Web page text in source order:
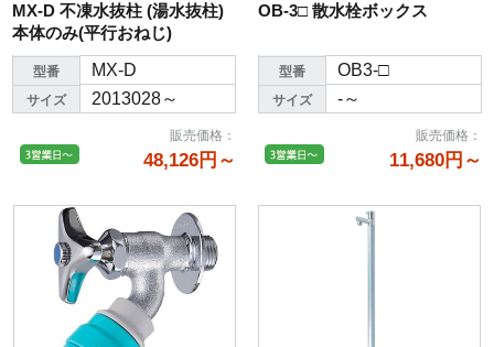
MX-D 不凍水抜柱 (湯水抜柱)
本体のみ(平行おねじ)
型番 MX-D
サイズ 2013028～
販売価格 ：
48,126円～
OB-3□ 散水栓ボックス
型番 OB3-□
サイズ -～
販売価格 ：
11,680円～